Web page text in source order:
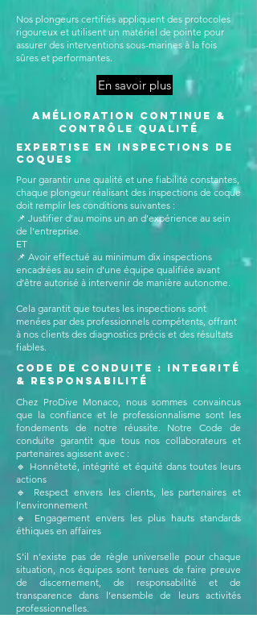
Nos plongeurs certifiés appliquent des protocoles
rigoureux et utilisent un matériel de pointe pour
assurer des interventions sous-marines à la fois
sûres et performantes.
En savoir plus
Amélioration Continue &
Contrôle Qualité
Expertise En inspections de
coques
Pour garantir une qualité et une fiabilité constantes,
chaque plongeur réalisant des inspections de coque
doit remplir les conditions suivantes :
📌 Justifier d’au moins un an d’expérience au sein
de l’entreprise.
ET
📌 Avoir effectué au minimum dix inspections
encadrées au sein d’une équipe qualifiée avant
d’être autorisé à intervenir de manière autonome.
Cela garantit que toutes les inspections sont
menées par des professionnels compétents, offrant
à nos clients des diagnostics précis et des résultats
fiables.
Code De Conduite : Integrité
& Responsabilité
Chez ProDive Monaco, nous sommes convaincus
que la confiance et le professionnalisme sont les
fondements de notre réussite. Notre Code de
conduite garantit que tous nos collaborateurs et
partenaires agissent avec :
🔹 Honnêteté, intégrité et équité dans toutes leurs
actions
🔹 Respect envers les clients, les partenaires et
l’environnement
🔹 Engagement envers les plus hauts standards
éthiques en affaires
S’il n’existe pas de règle universelle pour chaque
situation, nos équipes sont tenues de faire preuve
de discernement, de responsabilité et de
transparence dans l’ensemble de leurs activités
professionnelles.